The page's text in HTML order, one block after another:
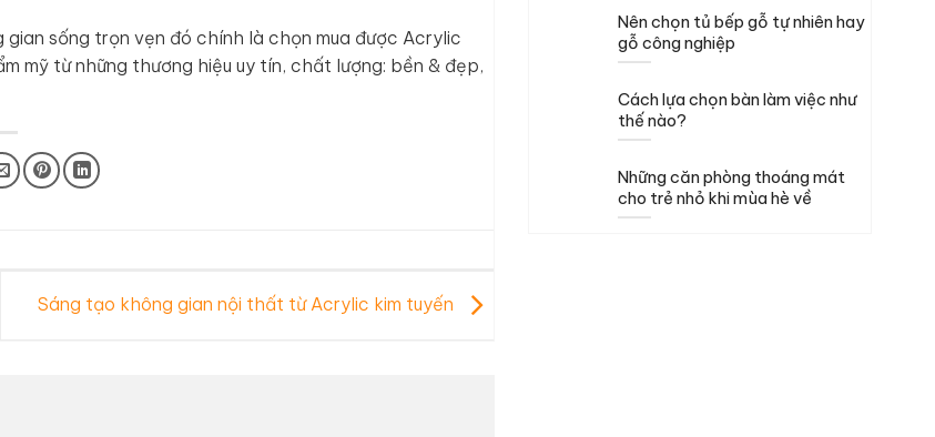
sống trọn vẹn đó chính là chọn mua được Acrylic
mỹ từ những thương hiệu uy tín, chất lượng: bền & đẹp,
Sáng tạo không gian nội thất từ Acrylic kim tuyến
Nên chọn tủ bếp gỗ tự nhiên hay
gỗ công nghiệp
Cách lựa chọn bàn làm việc như
thế nào?
Những căn phòng thoáng mát
cho trẻ nhỏ khi mùa hè về